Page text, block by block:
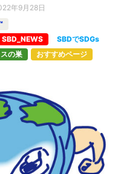
年9月28日
SBD_NEWS
SBDでSDGs
の巣
おすすめページ